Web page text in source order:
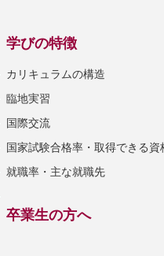
学びの特徴
カリキュラムの構造
臨地実習
国際交流
国家試験合格率・取得できる資
就職率・主な就職先
卒業生の方へ